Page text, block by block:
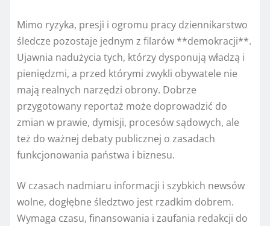
Mimo ryzyka, presji i ogromu pracy dziennikarstwo
śledcze pozostaje jednym z filarów **demokracji**.
Ujawnia nadużycia tych, którzy dysponują władzą i
pieniędzmi, a przed którymi zwykli obywatele nie
mają realnych narzędzi obrony. Dobrze
przygotowany reportaż może doprowadzić do
zmian w prawie, dymisji, procesów sądowych, ale
też do ważnej debaty publicznej o zasadach
funkcjonowania państwa i biznesu.
W czasach nadmiaru informacji i szybkich newsów
wolne, dogłębne śledztwo jest rzadkim dobrem.
Wymaga czasu, finansowania i zaufania redakcji do